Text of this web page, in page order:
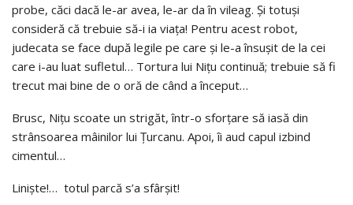
probe, căci dacă le-ar avea, le-ar da în vileag. Şi totuşi
consideră că trebuie să-i ia viaţa! Pentru acest robot,
judecata se face după legile pe care şi le-a însu­şit de la cei
care i-au luat sufletul… Tortura lui Niţu continuă; trebuie să fi
trecut mai bine de o oră de când a început…
Brusc, Niţu scoate un strigăt, într-o sforţare să iasă din
strânsoarea mâinilor lui Ţurcanu. Apoi, îi aud ca­pul izbind
cimentul…
Linişte!… totul parcă s’a sfârşit!